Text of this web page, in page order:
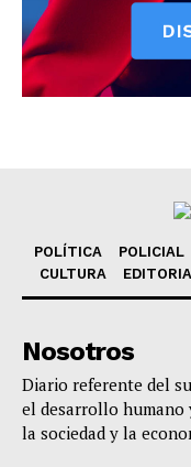
POLÍTICA POLICIAL
CULTURA
Nosotros
Diario referente del
el desarrollo humano
la sociedad y la